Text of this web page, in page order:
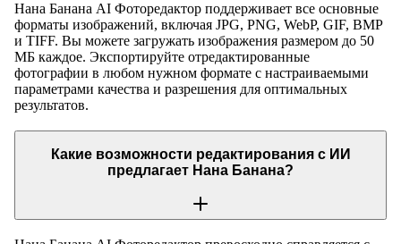
Нана Банана AI Фоторедактор поддерживает все основные
форматы изображений, включая JPG, PNG, WebP, GIF, BMP
и TIFF. Вы можете загружать изображения размером до 50
МБ каждое. Экспортируйте отредактированные
фотографии в любом нужном формате с настраиваемыми
параметрами качества и разрешения для оптимальных
результатов.
Какие возможности редактирования с ИИ
предлагает Нана Банана?